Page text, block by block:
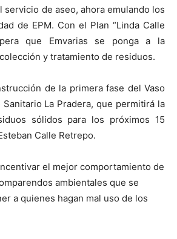
servicio de aseo, ahora emulando los
de EPM. Con el Plan “Linda Calle
que Emvarias se ponga a la
y tratamiento de residuos.
de la primera fase del Vaso
La Pradera, que permitirá la
sólidos para los próximos 15
Calle Retrepo.
el mejor comportamiento de
ambientales que se
a quienes hagan mal uso de los